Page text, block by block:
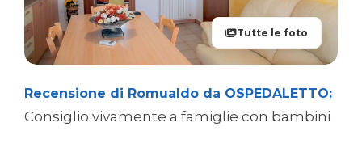
Tutte le foto
Recensione di Romualdo da OSPEDALETTO:
Consiglio vivamente a famiglie con bambini